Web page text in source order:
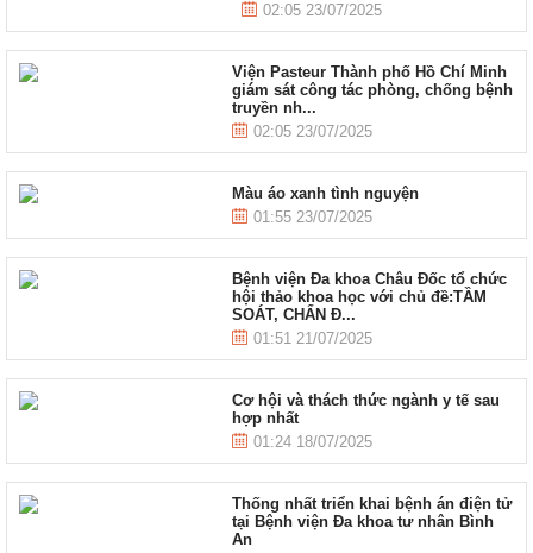
02:05 23/07/2025
Viện Pasteur Thành phố Hồ Chí Minh
giám sát công tác phòng, chống bệnh
truyền nh...
02:05 23/07/2025
Màu áo xanh tình nguyện
01:55 23/07/2025
Bệnh viện Đa khoa Châu Đốc tổ chức
hội thảo khoa học với chủ đề:TẦM
SOÁT, CHẨN Đ...
01:51 21/07/2025
Cơ hội và thách thức ngành y tế sau
hợp nhất
01:24 18/07/2025
Thống nhất triển khai bệnh án điện tử
tại Bệnh viện Đa khoa tư nhân Bình
An